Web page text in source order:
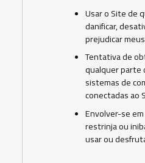
Usar o Site de
danificar,
prejudicar
Tentativa de
qualquer parte
sistemas de
conectadas ao
Envolver-se
restrinja ou
usar ou